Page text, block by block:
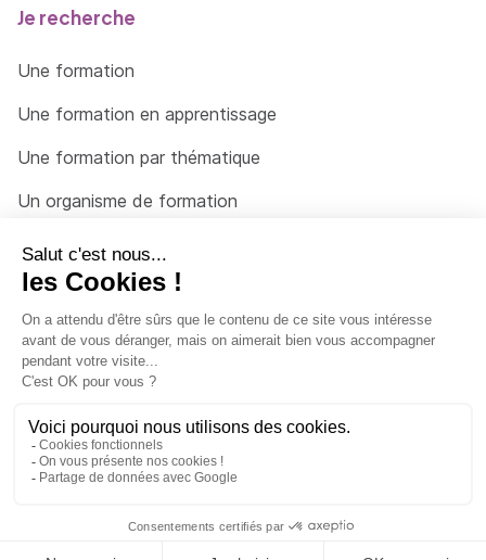
Je recherche
Une formation
Une formation en apprentissage
Une formation par thématique
Un organisme de formation
Un conseiller
Une solution pour raccrocher
© 2026 - Côté Formations - par Via Compétences
Menu Pied de page
Mentions Légales
Politique de confidentialité